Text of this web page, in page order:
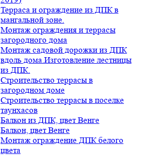
Терраса и ограждение из ДПК в
мангальной зоне.
Монтаж ограждения и террасы
загородного дома
Монтаж садовой дорожки из ДПК
вдоль дома.Изготовление лестницы
из ДПК.
Строительство террасы в
загородном доме
Строительство террасы в поселке
таунхасов
Балкон из ДПК, цвет Венге
Балкон, цвет Венге
Монтаж ограждение ДПК белого
цвета